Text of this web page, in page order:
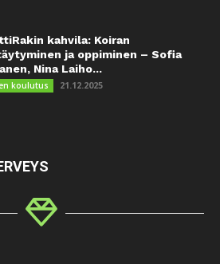
kahvila: Koiran
ja oppiminen – Sofia
Nina Laiho...
koulutus 21.12.2025